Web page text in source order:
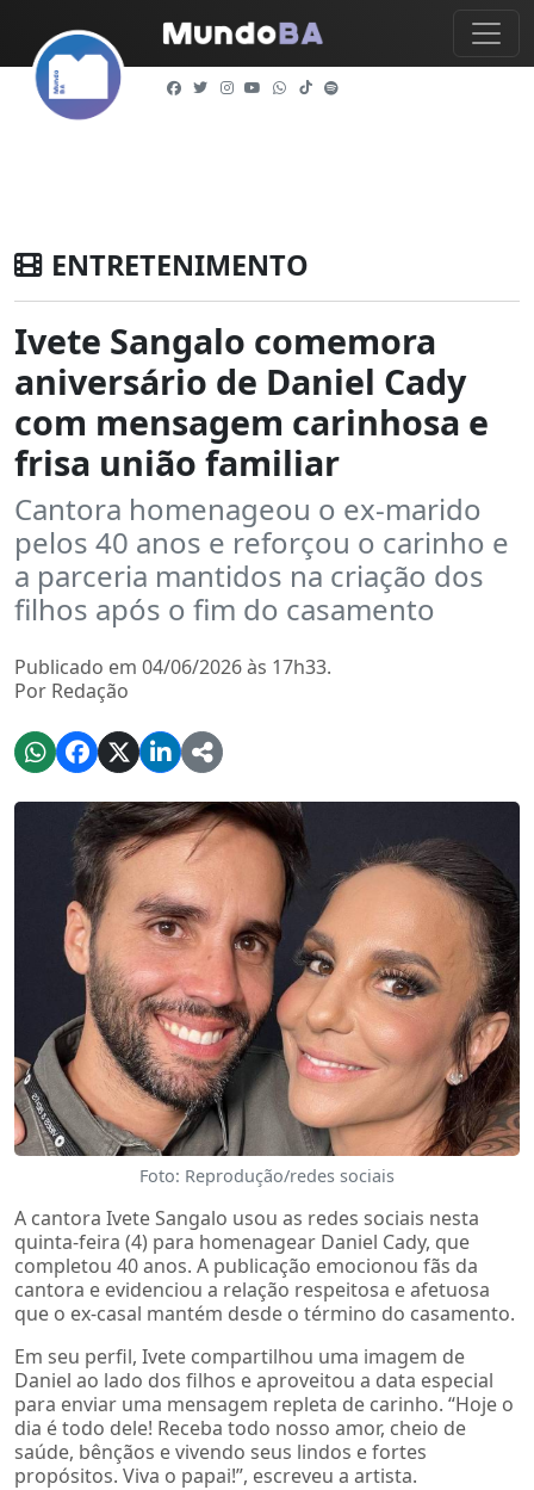
ENTRETENIMENTO
Ivete Sangalo comemora
aniversário de Daniel Cady
com mensagem carinhosa e
frisa união familiar
Cantora homenageou o ex-marido
pelos 40 anos e reforçou o carinho e
a parceria mantidos na criação dos
filhos após o fim do casamento
Publicado em 04/06/2026 às 17h33.
Por Redação
Foto: Reprodução/redes sociais
A cantora Ivete Sangalo usou as redes sociais nesta
quinta-feira (4) para homenagear Daniel Cady, que
completou 40 anos. A publicação emocionou fãs da
cantora e evidenciou a relação respeitosa e afetuosa
que o ex-casal mantém desde o término do casamento.
Em seu perfil, Ivete compartilhou uma imagem de
Daniel ao lado dos filhos e aproveitou a data especial
para enviar uma mensagem repleta de carinho. “Hoje o
dia é todo dele! Receba todo nosso amor, cheio de
saúde, bênçãos e vivendo seus lindos e fortes
propósitos. Viva o papai!”, escreveu a artista.